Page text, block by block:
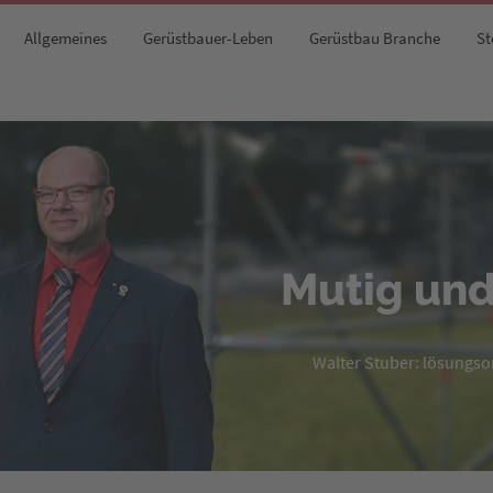
Allgemeines Gerüstbauer-Leben Gerüstbau Branche
Mutig
Walter Stuber: